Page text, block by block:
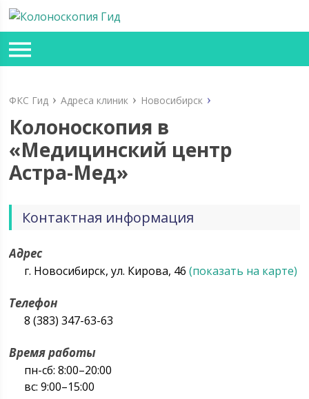
ФКС Гид Адреса клиник Новосибирск
Колоноскопия в
«Медицинский центр
Астра-Мед»
Контактная информация
Адрес
г. Новосибирск, ул. Кирова, 46(показать на карте)
Телефон
8 (383) 347-63-63
Время работы
пн-сб: 8:00–20:00
вс: 9:00–15:00